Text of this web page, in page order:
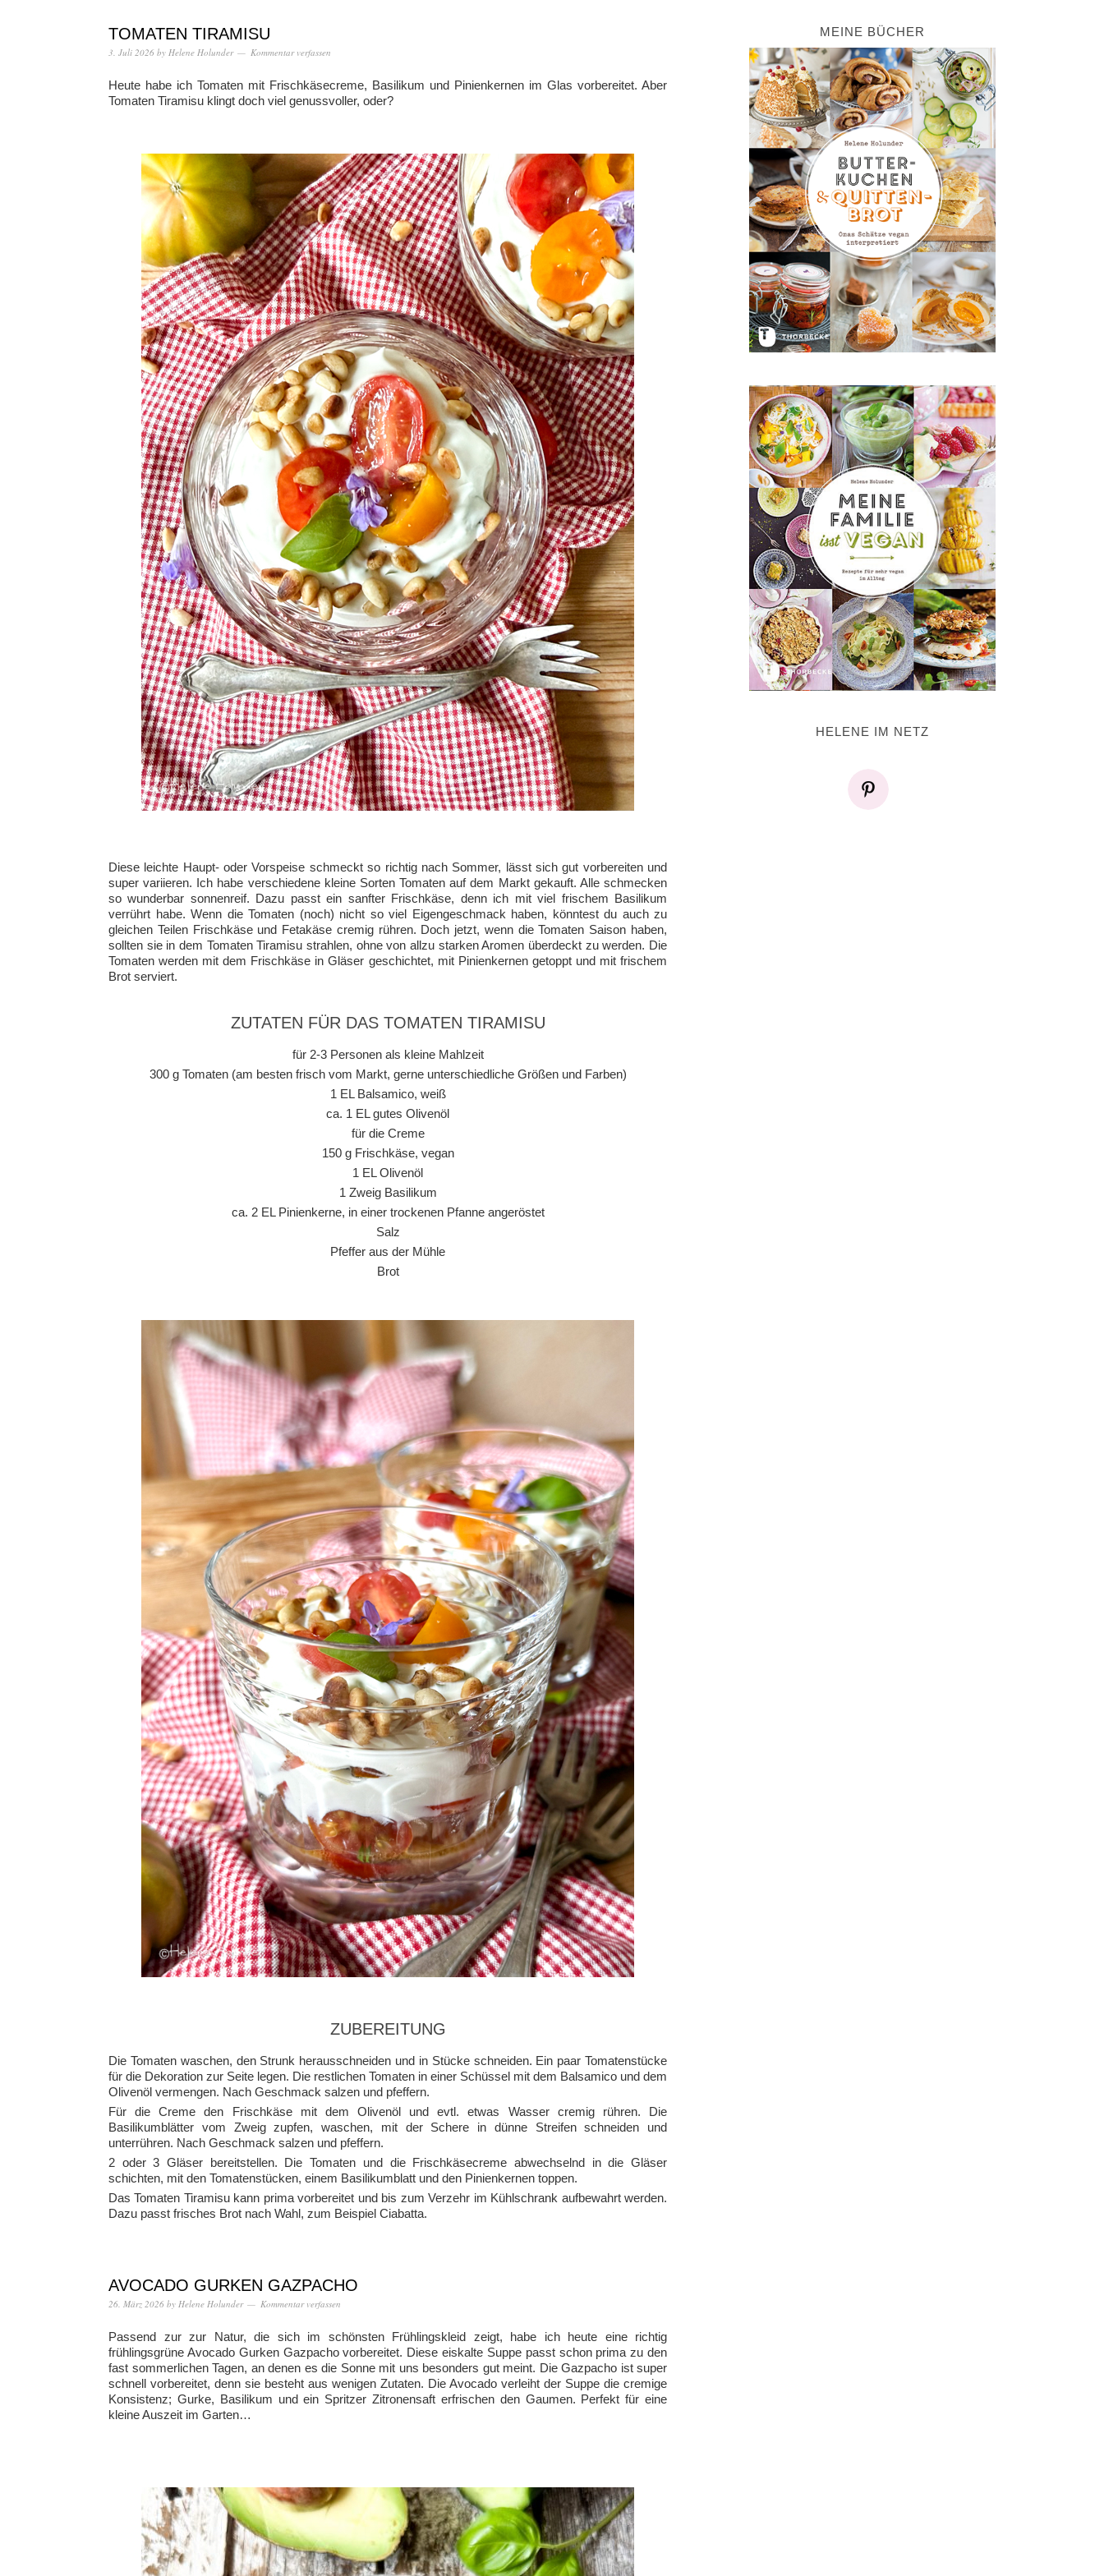
TOMATEN TIRAMISU
3. Juli 2026 by Helene Holunder Kommentar verfassen
Heute habe ich Tomaten mit Frischkäsecreme, Basilikum und Pinienkernen im Glas vorbereitet. Aber
Tomaten Tiramisu klingt doch viel genussvoller, oder?
Diese leichte Haupt- oder Vorspeise schmeckt so richtig nach Sommer, lässt sich gut vorbereiten und
super variieren. Ich habe verschiedene kleine Sorten Tomaten auf dem Markt gekauft. Alle schmecken
so wunderbar sonnenreif. Dazu passt ein sanfter Frischkäse, denn ich mit viel frischem Basilikum
verrührt habe. Wenn die Tomaten (noch) nicht so viel Eigengeschmack haben, könntest du auch zu
gleichen Teilen Frischkäse und Fetakäse cremig rühren. Doch jetzt, wenn die Tomaten Saison haben,
sollten sie in dem Tomaten Tiramisu strahlen, ohne von allzu starken Aromen überdeckt zu werden. Die
Tomaten werden mit dem Frischkäse in Gläser geschichtet, mit Pinienkernen getoppt und mit frischem
Brot serviert.
ZUTATEN FÜR DAS TOMATEN TIRAMISU
für 2-3 Personen als kleine Mahlzeit
300 g Tomaten (am besten frisch vom Markt, gerne unterschiedliche Größen und Farben)
1 EL Balsamico, weiß
ca. 1 EL gutes Olivenöl
für die Creme
150 g Frischkäse, vegan
1 EL Olivenöl
1 Zweig Basilikum
ca. 2 EL Pinienkerne, in einer trockenen Pfanne angeröstet
Salz
Pfeffer aus der Mühle
Brot
ZUBEREITUNG
Die Tomaten waschen, den Strunk herausschneiden und in Stücke schneiden. Ein paar Tomatenstücke
für die Dekoration zur Seite legen. Die restlichen Tomaten in einer Schüssel mit dem Balsamico und dem
Olivenöl vermengen. Nach Geschmack salzen und pfeffern.
Für die Creme den Frischkäse mit dem Olivenöl und evtl. etwas Wasser cremig rühren. Die
Basilikumblätter vom Zweig zupfen, waschen, mit der Schere in dünne Streifen schneiden und
unterrühren. Nach Geschmack salzen und pfeffern.
2 oder 3 Gläser bereitstellen. Die Tomaten und die Frischkäsecreme abwechselnd in die Gläser
schichten, mit den Tomatenstücken, einem Basilikumblatt und den Pinienkernen toppen.
Das Tomaten Tiramisu kann prima vorbereitet und bis zum Verzehr im Kühlschrank aufbewahrt werden.
Dazu passt frisches Brot nach Wahl, zum Beispiel Ciabatta.
AVOCADO GURKEN GAZPACHO
26. März 2026 by Helene Holunder Kommentar verfassen
Passend zur zur Natur, die sich im schönsten Frühlingskleid zeigt, habe ich heute eine richtig
frühlingsgrüne Avocado Gurken Gazpacho vorbereitet. Diese eiskalte Suppe passt schon prima zu den
fast sommerlichen Tagen, an denen es die Sonne mit uns besonders gut meint. Die Gazpacho ist super
schnell vorbereitet, denn sie besteht aus wenigen Zutaten. Die Avocado verleiht der Suppe die cremige
Konsistenz; Gurke, Basilikum und ein Spritzer Zitronensaft erfrischen den Gaumen. Perfekt für eine
kleine Auszeit im Garten…
MEINE BÜCHER
HELENE IM NETZ